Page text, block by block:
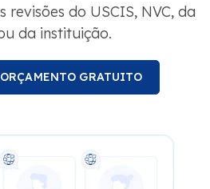
do USCIS, NVC, da
da instituição.
GRATUITO